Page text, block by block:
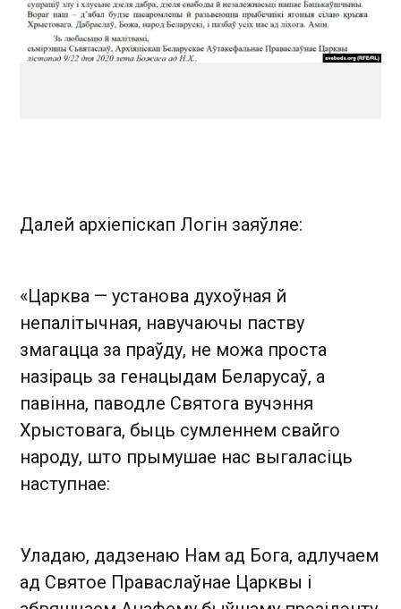
Далей архіепіскап Логін заяўляе:
«Царква — установа духоўная й
непалітычная, навучаючы паству
змагацца за праўду, не можа проста
назіраць за генацыдам Беларусаў, а
павінна, паводле Святога вучэння
Хрыстовага, быць сумленнем свайго
народу, што прымушае нас выгаласіць
наступнае:
Уладаю, дадзенаю Нам ад Бога, адлучаем
ад Святое Праваслаўнае Царквы і